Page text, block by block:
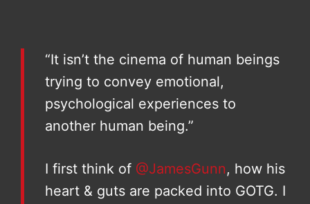
“It isn’t the cinema of human beings
trying to convey emotional,
psychological experiences to
another human being.”
I first think of @JamesGunn, how his
heart & guts are packed into GOTG. I